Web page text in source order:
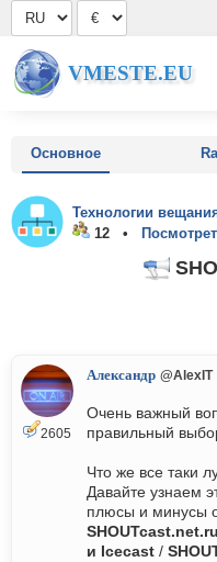
VMESTE.EU
Основное
Технологии
12 •
2605
Александр @AlexIT
Очень важный
правильный
Что же все таки
Давайте узнаем
плюсы и минусы
SHOUTcast.net.ru
и Icecast /